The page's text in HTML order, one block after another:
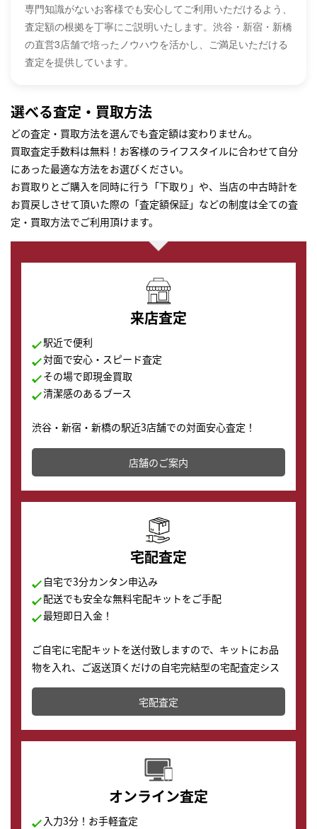
専門知識がないお客様でも安心してご利用いただけるよう、
査定額の根拠を丁寧にご説明いたします。渋谷・新宿・新橋
の直営3店舗で培ったノウハウを活かし、ご満足いただける
査定を提供しています。
選べる査定・買取方法
どの査定・買取方法を選んでも査定額は変わりません。
買取査定手数料は無料！お客様のライフスタイルに合わせて自分
にあった最適な方法をお選びください。
お買取りとご購入を同時に行う「下取り」や、当店の中古時計を
お買戻しさせて頂いた際の「査定額保証」などの制度は全ての査
定・買取方法でご利用頂けます。
来店査定
駅近で便利
対面で安心・スピード査定
その場で即現金買取
清潔感のあるブース
渋谷・新宿・新橋の駅近3店舗での対面安心査定！
店舗を併設しており、下取りに出してお得に新しい時計
の購入もできます♪
店舗のご案内
宅配査定
自宅で3分カンタン申込み
配送でも安全な無料宅配キットをご手配
最短即日入金！
ご自宅に宅配キットを送付致しますので、キットにお品
物を入れ、ご返送頂くだけの自宅完結型の宅配査定シス
テムです。
配送でも簡単&安全に査定・買取に出すことが可能で
す。
宅配査定
オンライン査定
入力3分！お手軽査定